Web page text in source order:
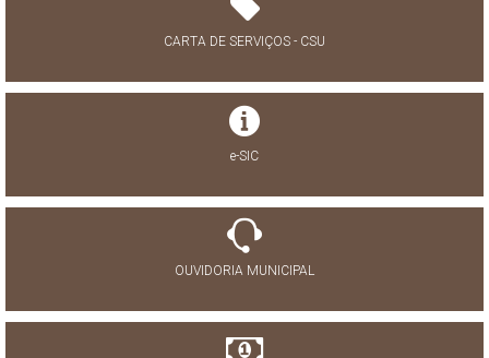
CARTA DE SERVIÇOS - CSU
e-SIC
OUVIDORIA MUNICIPAL